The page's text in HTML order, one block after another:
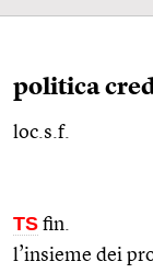
politica
loc.s.f.
TS fin.
l’insieme dei